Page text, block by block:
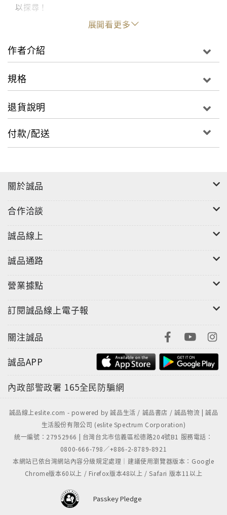
以探尋！
展開看更多
作者介紹
規格
退貨說明
付款/配送
關於誠品
合作洽談
誠品線上
誠品通路
營業據點
訂閱誠品線上電子報
關注誠品
誠品APP
內政部警政署 165全民防騙網
誠品線上eslite.com - powered by 誠品生活 / 誠品書店 / 誠品物流 | 誠品
生活股份有限公司 (eslite Spectrum Corporation)
統一編號：27952966 | 台灣台北市信義區松德路204號B1 服務電話：
0800-666-798／+886-2-8789-8921
本網站已依台灣網站內容分級規定處理｜建議使用瀏覽器版本：Google
Chrome版本60以上 / Firefox版本48以上 / Safari 版本11以上
Passkey Pledge